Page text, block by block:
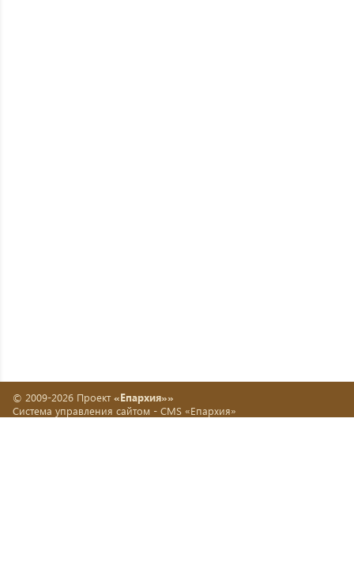
© 2009-2026 Проект «Епархия»»
Система управления сайтом - CMS «Епархия»